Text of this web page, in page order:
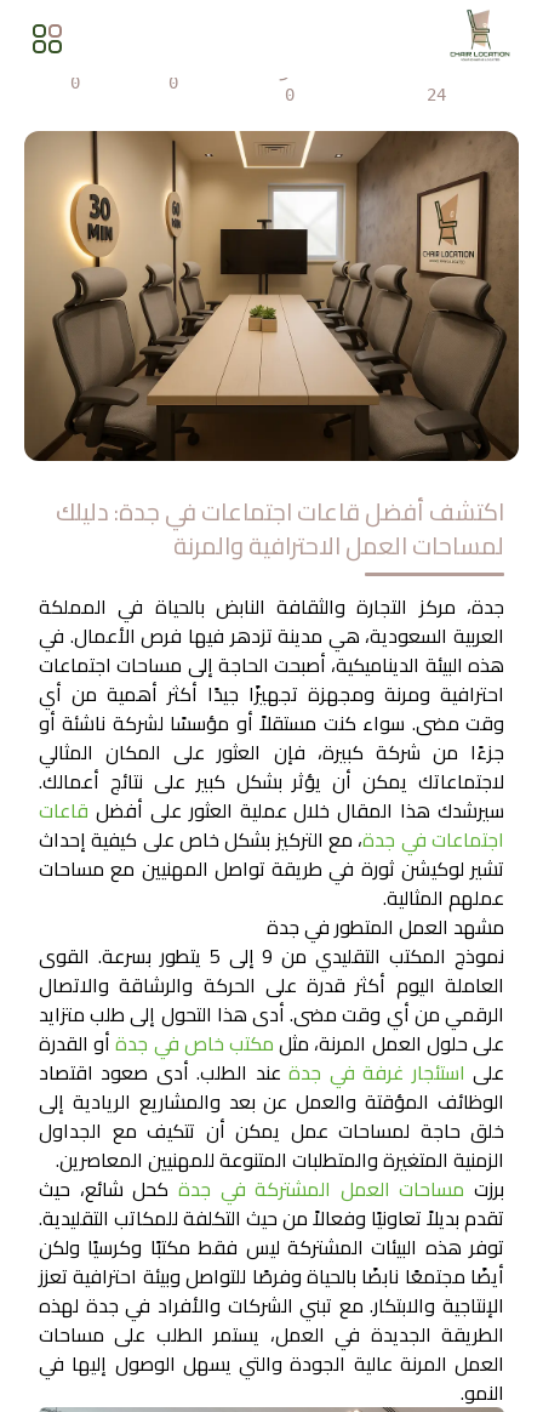
24
0
0
0
اكتشف أفضل قاعات اجتماعات في جدة: دليلك
لمساحات العمل الاحترافية والمرنة
جدة، مركز التجارة والثقافة النابض بالحياة في المملكة
العربية السعودية، هي مدينة تزدهر فيها فرص الأعمال. في
هذه البيئة الديناميكية، أصبحت الحاجة إلى مساحات اجتماعات
احترافية ومرنة ومجهزة تجهيزًا جيدًا أكثر أهمية من أي
وقت مضى. سواء كنت مستقلاً أو مؤسسًا لشركة ناشئة أو
جزءًا من شركة كبيرة، فإن العثور على المكان المثالي
لاجتماعاتك يمكن أن يؤثر بشكل كبير على نتائج أعمالك.
سيرشدك هذا المقال خلال عملية العثور على أفضل قاعات
اجتماعات في جدة، مع التركيز بشكل خاص على كيفية إحداث
تشير لوكيشن ثورة في طريقة تواصل المهنيين مع مساحات
عملهم المثالية.
مشهد العمل المتطور في جدة
نموذج المكتب التقليدي من 9 إلى 5 يتطور بسرعة. القوى
العاملة اليوم أكثر قدرة على الحركة والرشاقة والاتصال
الرقمي من أي وقت مضى. أدى هذا التحول إلى طلب متزايد
على حلول العمل المرنة، مثلمكتب خاص في جدةأو القدرة
على استئجار غرفة في جدةعند الطلب. أدى صعود اقتصاد
الوظائف المؤقتة والعمل عن بعد والمشاريع الريادية إلى
خلق حاجة لمساحات عمل يمكن أن تتكيف مع الجداول
الزمنية المتغيرة والمتطلبات المتنوعة للمهنيين المعاصرين.
برزت مساحات العمل المشتركة في جدة كحل شائع، حيث
تقدم بديلاً تعاونيًا وفعالاً من حيث التكلفة للمكاتب التقليدية.
توفر هذه البيئات المشتركة ليس فقط مكتبًا وكرسيًا ولكن
أيضًا مجتمعًا نابضًا بالحياة وفرصًا للتواصل وبيئة احترافية تعزز
الإنتاجية والابتكار. مع تبني الشركات والأفراد في جدة لهذه
الطريقة الجديدة في العمل، يستمر الطلب على مساحات
العمل المرنة عالية الجودة والتي يسهل الوصول إليها في
النمو.